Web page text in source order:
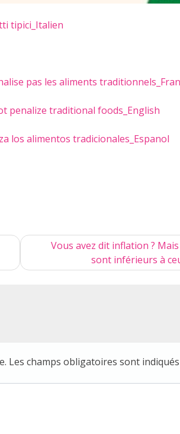
tipici_Italien
pas les aliments
penalize traditional foods_English
los alimentos tradicionales_Espanol
Vous avez dit inflation ?
sont inférieurs à
Les champs obligatoires sont